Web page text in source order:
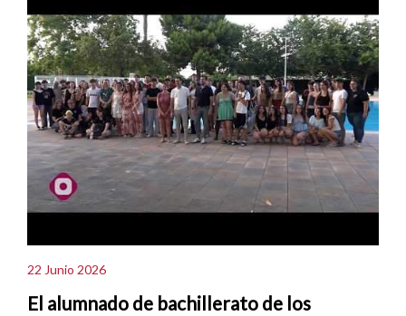
22 Junio 2026
El alumnado de bachillerato de los